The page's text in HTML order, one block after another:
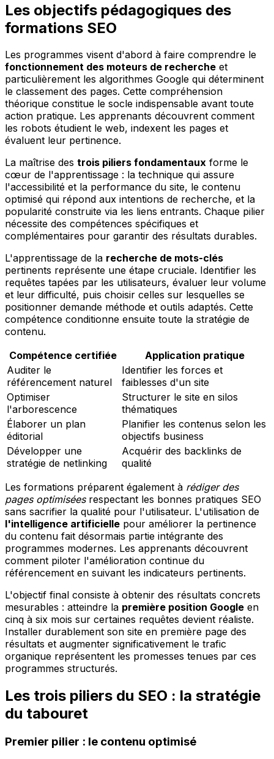
Les objectifs pédagogiques des
formations SEO
Les programmes visent d'abord à faire comprendre le
fonctionnement des moteurs de recherche et
particulièrement les algorithmes Google qui déterminent
le classement des pages. Cette compréhension
théorique constitue le socle indispensable avant toute
action pratique. Les apprenants découvrent comment
les robots étudient le web, indexent les pages et
évaluent leur pertinence.
La maîtrise des trois piliers fondamentaux forme le
cœur de l'apprentissage : la technique qui assure
l'accessibilité et la performance du site, le contenu
optimisé qui répond aux intentions de recherche, et la
popularité construite via les liens entrants. Chaque pilier
nécessite des compétences spécifiques et
complémentaires pour garantir des résultats durables.
L'apprentissage de la recherche de mots-clés
pertinents représente une étape cruciale. Identifier les
requêtes tapées par les utilisateurs, évaluer leur volume
et leur difficulté, puis choisir celles sur lesquelles se
positionner demande méthode et outils adaptés. Cette
compétence conditionne ensuite toute la stratégie de
contenu.
Compétence certifiée
Application pratique
Auditer le
référencement naturel
Identifier les forces et
faiblesses d'un site
Optimiser
l'arborescence
Structurer le site en silos
thématiques
Élaborer un plan
éditorial
Planifier les contenus selon les
objectifs business
Développer une
stratégie de netlinking
Acquérir des backlinks de
qualité
Les formations préparent également à rédiger des
pages optimiséesrespectant les bonnes pratiques SEO
sans sacrifier la qualité pour l'utilisateur. L'utilisation de
l'intelligence artificielle pour améliorer la pertinence
du contenu fait désormais partie intégrante des
programmes modernes. Les apprenants découvrent
comment piloter l'amélioration continue du
référencement en suivant les indicateurs pertinents.
L'objectif final consiste à obtenir des résultats concrets
mesurables : atteindre la première position Google en
cinq à six mois sur certaines requêtes devient réaliste.
Installer durablement son site en première page des
résultats et augmenter significativement le trafic
organique représentent les promesses tenues par ces
programmes structurés.
Les trois piliers du SEO : la stratégie
du tabouret
Premier pilier : le contenu optimisé